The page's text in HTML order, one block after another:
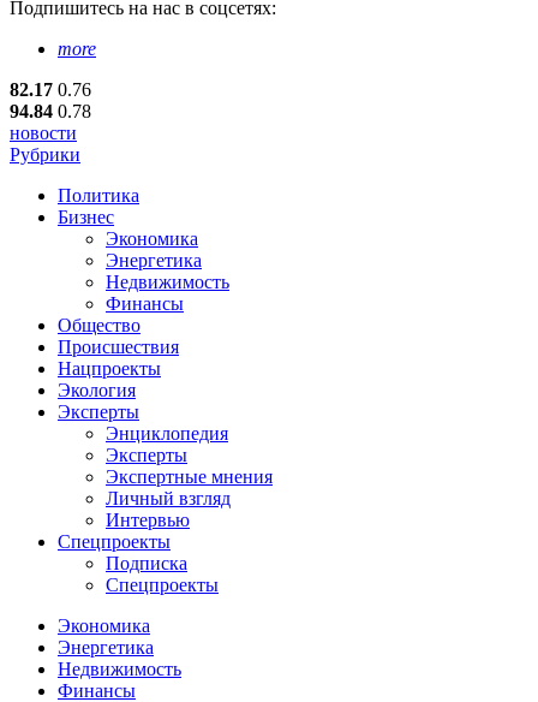
Подпишитесь на нас в соцсетях:
more
82.17 0.76
94.84 0.78
новости
Рубрики
Политика
Бизнес
Экономика
Энергетика
Недвижимость
Финансы
Общество
Происшествия
Нацпроекты
Экология
Эксперты
Энциклопедия
Эксперты
Экспертные мнения
Личный взгляд
Интервью
Спецпроекты
Подписка
Спецпроекты
Экономика
Энергетика
Недвижимость
Финансы